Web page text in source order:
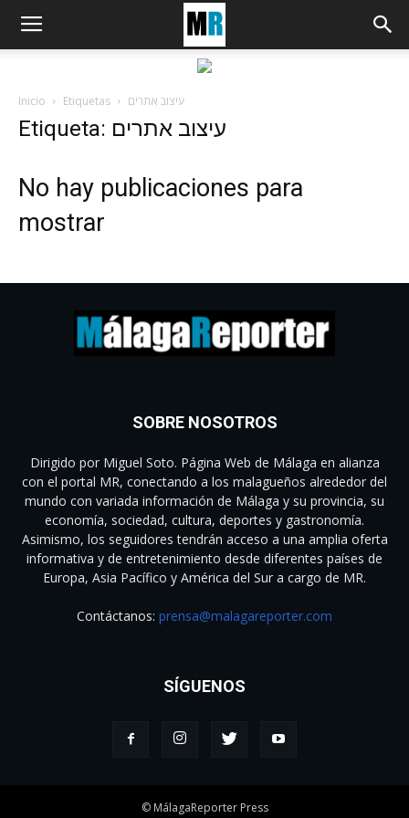
Inicio Etiquetas עיצוב אתרים
Etiqueta: עיצוב אתרים
No hay publicaciones para
mostrar
SOBRE NOSOTROS
Dirigido por Miguel Soto. Página Web de Málaga en alianza
con el portal MR, conectando a los malagueños alrededor del
mundo con variada información de Málaga y su provincia, su
economía, sociedad, cultura, deportes y gastronomía.
Asimismo, los seguidores tendrán acceso a una amplia oferta
informativa y de entretenimiento desde diferentes países de
Europa, Asia Pacífico y América del Sur a cargo de MR.
Contáctanos: prensa@malagareporter.com
SÍGUENOS
© MálagaReporter Press